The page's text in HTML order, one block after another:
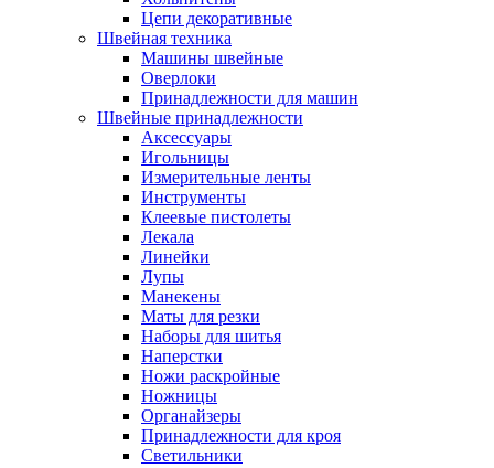
Цепи декоративные
Швейная техника
Машины швейные
Оверлоки
Принадлежности для машин
Швейные принадлежности
Аксессуары
Игольницы
Измерительные ленты
Инструменты
Клеевые пистолеты
Лекала
Линейки
Лупы
Манекены
Маты для резки
Наборы для шитья
Наперстки
Ножи раскройные
Ножницы
Органайзеры
Принадлежности для кроя
Светильники